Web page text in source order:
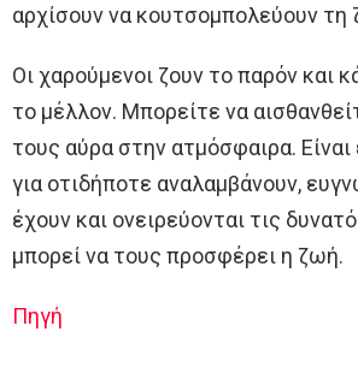
αρχίσουν να κουτσομπολεύουν
Οι χαρούμενοι ζουν το παρόν και
το μέλλον. Μπορείτε να
τους αύρα στην ατμόσφαιρα. Είναι
για οτιδήποτε αναλαμβάνουν,
έχουν και ονειρεύονται τις
μπορεί να τους προσφέρει η ζωή.
Πηγή